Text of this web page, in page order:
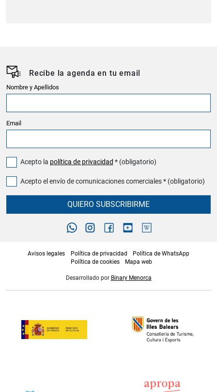
Recibe la agenda en tu email
Nombre y Apellidos
Email
Acepto la política de privacidad * (obligatorio)
Acepto el envío de comunicaciones comerciales * (obligatorio)
QUIERO SUBSCRIBIRME
Avisos legales Política de privacidad
Política de WhatsApp
Política de cookies
Mapa web
Desarrollado por Binary Menorca